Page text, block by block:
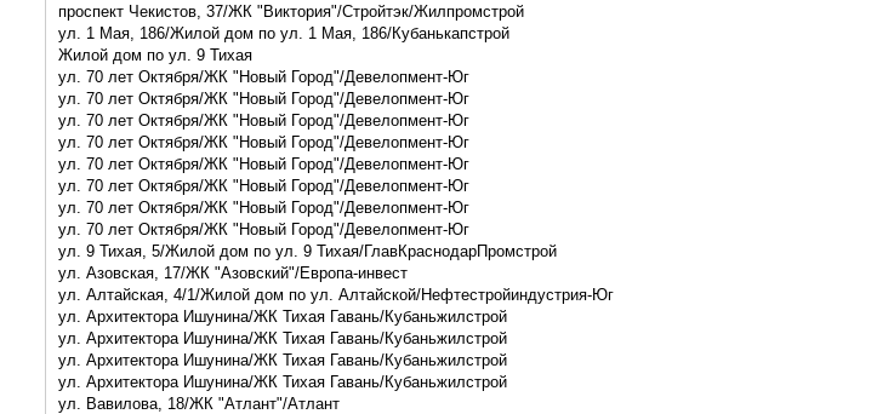
проспект Чекистов, 37/ЖК "Виктория"/Стройтэк/Жилпромстрой
ул. 1 Мая, 186/Жилой дом по ул. 1 Мая, 186/Кубанькапстрой
Жилой дом по ул. 9 Тихая
ул. 70 лет Октября/ЖК "Новый Город"/Девелопмент-Юг
ул. 70 лет Октября/ЖК "Новый Город"/Девелопмент-Юг
ул. 70 лет Октября/ЖК "Новый Город"/Девелопмент-Юг
ул. 70 лет Октября/ЖК "Новый Город"/Девелопмент-Юг
ул. 70 лет Октября/ЖК "Новый Город"/Девелопмент-Юг
ул. 70 лет Октября/ЖК "Новый Город"/Девелопмент-Юг
ул. 70 лет Октября/ЖК "Новый Город"/Девелопмент-Юг
ул. 70 лет Октября/ЖК "Новый Город"/Девелопмент-Юг
ул. 9 Тихая, 5/Жилой дом по ул. 9 Тихая/ГлавКраснодарПромстрой
ул. Азовская, 17/ЖК "Азовский"/Европа-инвест
ул. Алтайская, 4/1/Жилой дом по ул. Алтайской/Нефтестройиндустрия-Юг
ул. Архитектора Ишунина/ЖК Тихая Гавань/Кубаньжилстрой
ул. Архитектора Ишунина/ЖК Тихая Гавань/Кубаньжилстрой
ул. Архитектора Ишунина/ЖК Тихая Гавань/Кубаньжилстрой
ул. Архитектора Ишунина/ЖК Тихая Гавань/Кубаньжилстрой
ул. Вавилова, 18/ЖК "Атлант"/Атлант